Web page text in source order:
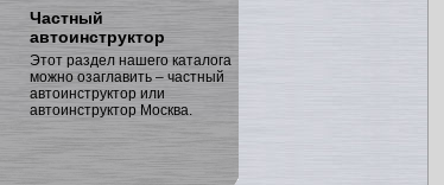
Частный
автоинструктор
Этот раздел нашего каталога
можно озаглавить – частный
автоинструктор или
автоинструктор Москва.